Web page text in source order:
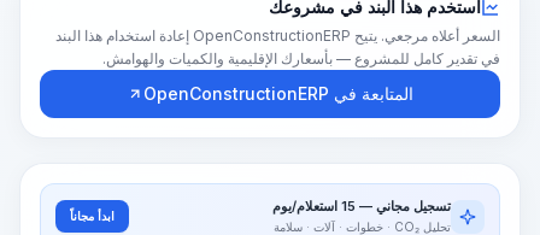
استخدم هذا البند في مشروعك
السعر أعلاه مرجعي. يتيح OpenConstructionERP إعادة استخدام هذا البند
في تقدير كامل للمشروع — بأسعارك الإقليمية والكميات والهوامش.
المتابعة في OpenConstructionERP
تسجيل مجاني — 15 استعلام/يوم
تحليل CO₂ · خطوات · آلات · سلامة
ابدأ مجاناً